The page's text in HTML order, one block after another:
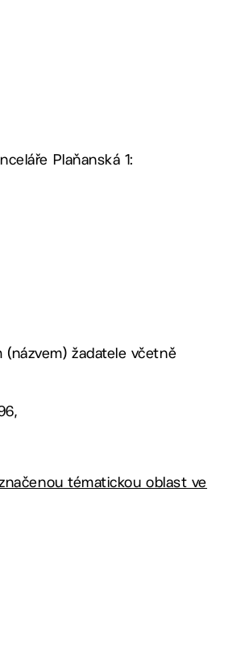
Plaňanská 1:
žadatele včetně
tématickou oblast ve